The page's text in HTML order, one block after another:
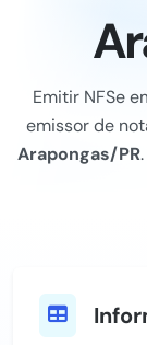
Emitir NFSe
emissor de
Arapongas/PR